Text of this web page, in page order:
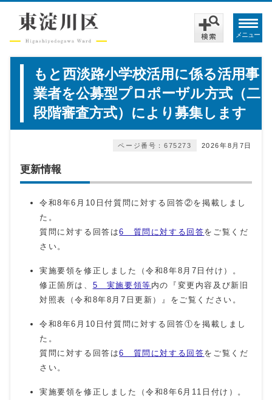
メニュー
もと西淡路小学校活用に係る活用事
業者を公募型プロポーザル方式（二
段階審査方式）により募集します
2026年8月7日
ページ番号：675273
更新情報
令和8年6月10日付質問に対する回答②を掲載しまし
た。
質問に対する回答は6 質問に対する回答をご覧くだ
さい。
実施要領を修正しました（令和8年8月7日付け）。
修正箇所は、 5 実施要領等 内の『変更内容及び新旧
対照表（令和8年8月7日更新）』をご覧ください。
令和8年6月10日付質問に対する回答①を掲載しまし
た。
質問に対する回答は6 質問に対する回答をご覧くだ
さい。
実施要領を修正しました（令和8年6月11日付け）。